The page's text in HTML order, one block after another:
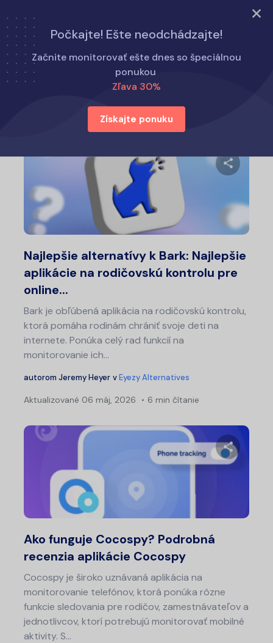
Vyskúšajte teraz
Počkajte! Ešte neodchádzajte!
Začnite monitorovať ešte dnes so špeciálnou
ponukou
Zľava 30%
Získajte ponuku
Domov Alternatívy k Eyezy
Alternatívy k Eyezy
Najlepšie alternatívy k Bark: Najlepšie
aplikácie na rodičovskú kontrolu pre
online...
Bark je obľúbená aplikácia na rodičovskú kontrolu,
ktorá pomáha rodinám chrániť svoje deti na
internete. Ponúka celý rad funkcií na
monitorovanie ich...
autorom Jeremy Heyer vEyezy Alternatives
Aktualizované 06 máj, 2026 6 min čítanie
Ako funguje Cocospy? Podrobná
recenzia aplikácie Cocospy
Cocospy je široko uznávaná aplikácia na
monitorovanie telefónov, ktorá ponúka rôzne
funkcie sledovania pre rodičov, zamestnávateľov a
jednotlivcov, ktorí potrebujú monitorovať mobilné
aktivity. S...